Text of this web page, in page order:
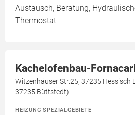
Austausch, Beratung,
Thermostat
Kachelofenbau-
Witzenhäuser Str.25, 37235 Hessisch
37235 Büttstedt)
HEIZUNG SPEZIALGEBIETE